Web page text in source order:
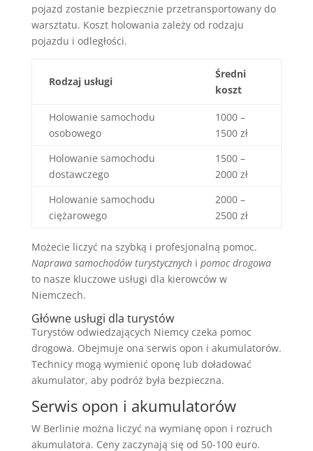
pojazd zostanie bezpiecznie przetransportowany do
warsztatu. Koszt holowania zależy od rodzaju
pojazdu i odległości.
Rodzaj usługi
Średni
koszt
Holowanie samochodu
osobowego
1000 –
1500 zł
Holowanie samochodu
dostawczego
1500 –
2000 zł
Holowanie samochodu
ciężarowego
2000 –
2500 zł
Możecie liczyć na szybką i profesjonalną pomoc.
Naprawa samochodów turystycznychi pomoc drogowa
to nasze kluczowe usługi dla kierowców w
Niemczech.
Główne usługi dla turystów
Turystów odwiedzających Niemcy czeka pomoc
drogowa. Obejmuje ona serwis opon i akumulatorów.
Technicy mogą wymienić oponę lub doładować
akumulator, aby podróż była bezpieczna.
Serwis opon i akumulatorów
W Berlinie można liczyć na wymianę opon i rozruch
akumulatora. Ceny zaczynają się od 50-100 euro.